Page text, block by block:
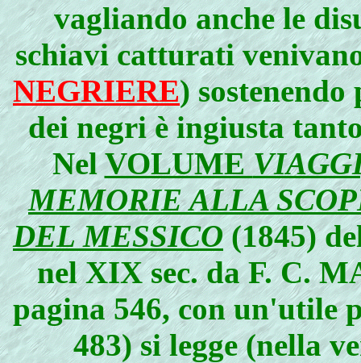
vagliando anche le
schiavi catturati
NEGRIERE)
dei negri è ingiusta
NelVOLUME
MEMORIE ALLA
DEL MESSICO(1845)
nel XIX sec. da F. C.
pagina 546, con un'utile
483) si legge (nella